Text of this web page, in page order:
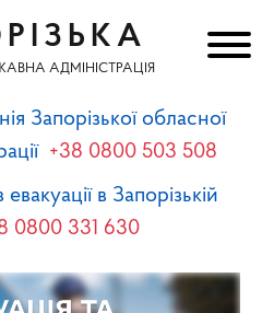
АДМІНІСТРАЦІЯ
Запорізької обласної
+38 0800 503 508
в Запорізькій
0800 331 630